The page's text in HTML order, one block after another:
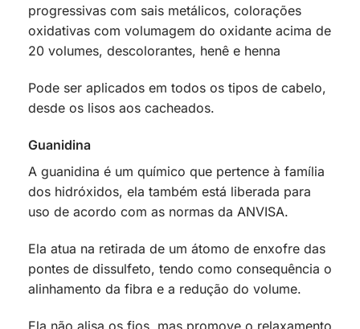
progressivas com sais metálicos, colorações
oxidativas com volumagem do oxidante acima de
20 volumes, descolorantes, henê e henna
Pode ser aplicados em todos os tipos de cabelo,
desde os lisos aos cacheados.
Guanidina
A guanidina é um químico que pertence à família
dos hidróxidos, ela também está liberada para
uso de acordo com as normas da ANVISA.
Ela atua na retirada de um átomo de enxofre das
pontes de dissulfeto, tendo como consequência o
alinhamento da fibra e a redução do volume.
Ela não alisa os fios, mas promove o relaxamento